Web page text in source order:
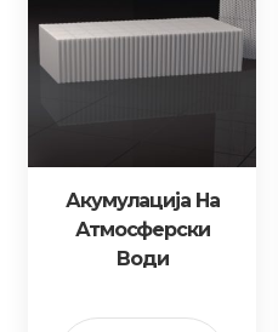
Акумулација На
Атмосферски
Води